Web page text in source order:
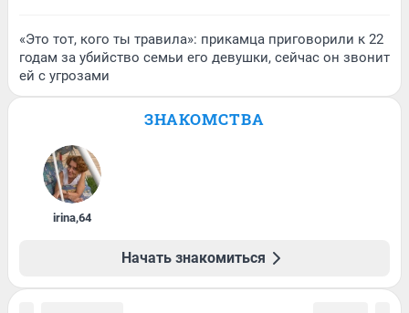
«Это тот, кого ты травила»: прикамца приговорили к 22
годам за убийство семьи его девушки, сейчас он звонит
ей с угрозами
ЗНАКОМСТВА
irina,64
Начать знакомиться